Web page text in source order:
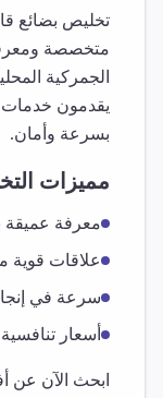
تخليص بضائع
متخصصة
الجمركية
يقدمون خدمات
بسرعة وأمان.
مميزات
معرفة
علاقات قوية
سرعة في
أسعار
ابحث الآن